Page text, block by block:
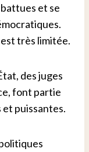
et se
très limitée.
des juges
font partie
puissantes.